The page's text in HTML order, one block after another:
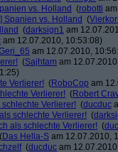
vs. Holland (robotti
Spanien vs. Holland (
(darksign1 am
am 12.07.2010, 10:53:08)
am 12.07.2010,
(Sajhtam am
Verlierer! (RoboCop am
Verlierer! (Robert
Verlierer! (ducduc
schlechte Verlierer! (
als schlechte Verlierer! (
Das Hella-S am 12.07.2010,
(ducduc am